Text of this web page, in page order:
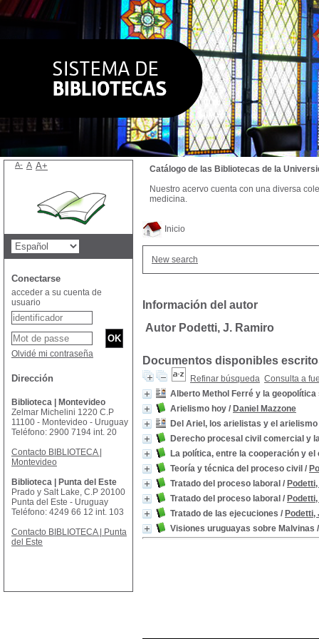
Inicio
New search
Información del autor
Autor Podetti, J. Ramiro
Documentos disponibles
Refinar búsqueda Consulta a
Alberto Methol Ferré y la
Arielismo hoy / Daniel Mazzone
Del Ariel, los arielistas y el arielismo
Derecho procesal civil comercial y
La política, entre la cooperación y
Teoría y técnica del proceso civil /
Tratado del proceso laboral /
Tratado del proceso laboral /
Tratado de las ejecuciones / Podetti,
Visiones uruguayas sobre Malvinas
Catálogo de las Bibliotecas de la
Nuestro acervo cuenta con una diversa
medicina.
A- A A+
Conectarse
acceder a su cuenta de
usuario
Olvidé mi contraseña
Dirección
Biblioteca | Montevideo
Zelmar Michelini 1220 C.P
11100 - Montevideo - Uruguay
Teléfono: 2900 7194 int. 20
Contacto BIBLIOTECA |
Montevideo
Biblioteca | Punta del Este
Prado y Salt Lake, C.P 20100
Punta del Este - Uruguay
Teléfono: 4249 66 12 int. 103
Contacto BIBLIOTECA | Punta
del Este